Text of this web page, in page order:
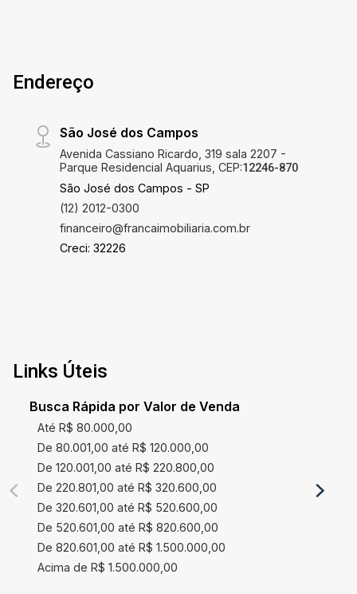
Endereço
São José dos Campos
Avenida Cassiano Ricardo, 319 sala 2207 -
Parque Residencial Aquarius, CEP:12246-870
São José dos Campos - SP
(12) 2012-0300
financeiro@francaimobiliaria.com.br
Creci: 32226
Links Úteis
Busca Rápida por Valor de Venda
Até R$ 80.000,00
De 80.001,00 até R$ 120.000,00
De 120.001,00 até R$ 220.800,00
De 220.801,00 até R$ 320.600,00
De 320.601,00 até R$ 520.600,00
De 520.601,00 até R$ 820.600,00
De 820.601,00 até R$ 1.500.000,00
Acima de R$ 1.500.000,00